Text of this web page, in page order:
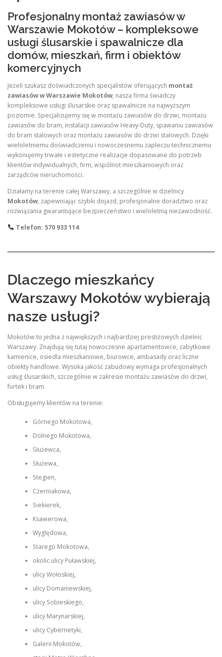
Profesjonalny montaż zawiasów w
Warszawie Mokotów – kompleksowe
usługi ślusarskie i spawalnicze dla
domów, mieszkań, firm i obiektów
komercyjnych
Jeżeli szukasz doświadczonych specjalistów oferujących montaż
zawiasów w Warszawie Mokotów, nasza firma świadczy
kompleksowe usługi ślusarskie oraz spawalnicze na najwyższym
poziomie. Specjalizujemy się w montażu zawiasów do drzwi, montażu
zawiasów do bram, instalacji zawiasów Heavy-Duty, spawaniu zawiasów
do bram stalowych oraz montażu zawiasów do drzwi stalowych. Dzięki
wieloletniemu doświadczeniu i nowoczesnemu zapleczu technicznemu
wykonujemy trwałe i estetyczne realizacje dopasowane do potrzeb
klientów indywidualnych, firm, wspólnot mieszkaniowych oraz
zarządców nieruchomości.
Działamy na terenie całej Warszawy, a szczególnie w dzielnicy
Mokotów, zapewniając szybki dojazd, profesjonalne doradztwo oraz
rozwiązania gwarantujące bezpieczeństwo i wieloletnią niezawodność.
Telefon: 570 933 114
Dlaczego mieszkańcy
Warszawy Mokotów wybierają
nasze usługi?
Mokotów to jedna z największych i najbardziej prestiżowych dzielnic
Warszawy. Znajdują się tutaj nowoczesne apartamentowce, zabytkowe
kamienice, osiedla mieszkaniowe, biurowce, ambasady oraz liczne
obiekty handlowe. Wysoka jakość zabudowy wymaga profesjonalnych
usług ślusarskich, szczególnie w zakresie montażu zawiasów do drzwi,
furtek i bram.
Obsługujemy klientów na terenie:
Górnego Mokotowa,
Dolnego Mokotowa,
Służewca,
Służewa,
Stegien,
Czerniakowa,
Siekierek,
Ksawerowa,
Wyględowa,
Starego Mokotowa,
okolic ulicy Puławskiej,
ulicy Wołoskiej,
ulicy Domaniewskiej,
ulicy Sobieskiego,
ulicy Marynarskiej,
ulicy Cybernetyki,
Galerii Mokotów,